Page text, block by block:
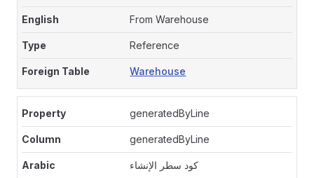
From Warehouse
Reference
Warehouse
generatedByLine
generatedByLine
كود سطر الإنشاء